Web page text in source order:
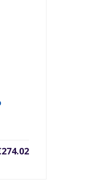
274.02